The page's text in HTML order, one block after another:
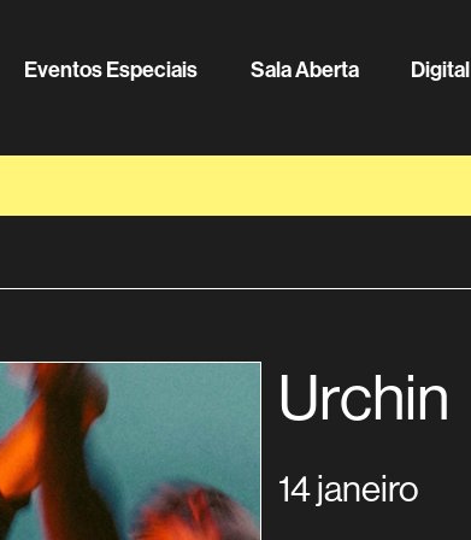
Eventos Especiais Sala Aberta Digital
Urchin
14 janeiro